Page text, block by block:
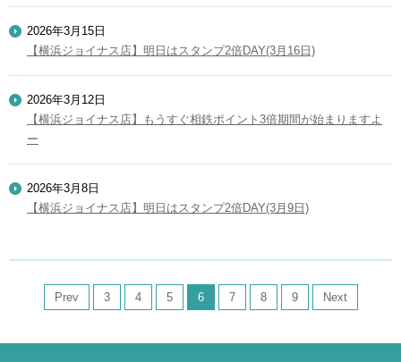
2026年3月15日
【横浜ジョイナス店】明日はスタンプ2倍DAY(3月16日)
2026年3月12日
【横浜ジョイナス店】もうすぐ相鉄ポイント3倍期間が始まりますよ
ー
2026年3月8日
【横浜ジョイナス店】明日はスタンプ2倍DAY(3月9日)
Prev 3 4 5 6 7 8 9 Next